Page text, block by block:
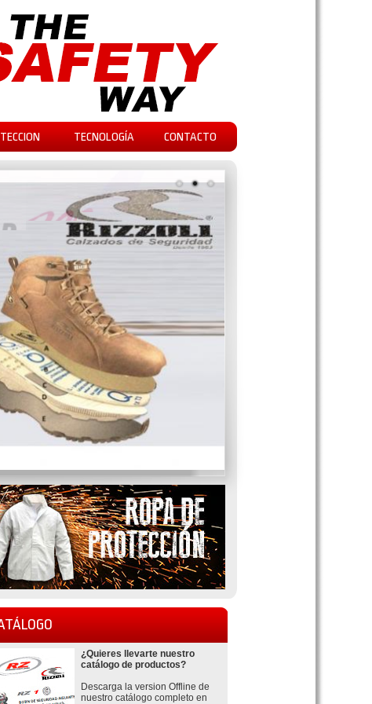
TECNOLOGÍA CONTACTO
¿Quieres llevarte nuestro
catálogo de productos?
Descarga la version Offline de
nuestro catálogo completo en